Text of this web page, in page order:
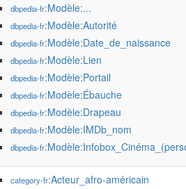
dbpedia-fr:Modèle:...
dbpedia-fr:Modèle:Autorité
dbpedia-fr:Modèle:Date_de_naissance
dbpedia-fr:Modèle:Lien
dbpedia-fr:Modèle:Portail
dbpedia-fr:Modèle:Ébauche
dbpedia-fr:Modèle:Drapeau
dbpedia-fr:Modèle:IMDb_nom
dbpedia-fr
category-fr:Acteur_afro-américain